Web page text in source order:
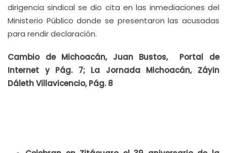
dirigencia sindical se dio cita en las inmediaciones del
Ministerio Público donde se presentaron las acusadas
para rendir declaración.
Cambio de Michoacán, Juan Bustos, Portal de
Internet y Pág. 7; La Jornada Michoacán, Záyin
Dáleth Villavicencio, Pág. 8